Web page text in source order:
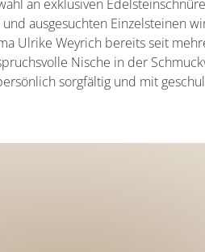
an exklusiven
ausgesuchten Einzelsteinen
Ulrike Weyrich bereits seit
Nische in der
sorgfältig und mit